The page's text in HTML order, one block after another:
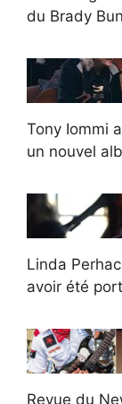
du Brady
Tony Iommi
un nouvel
Linda
avoir été
Revue du